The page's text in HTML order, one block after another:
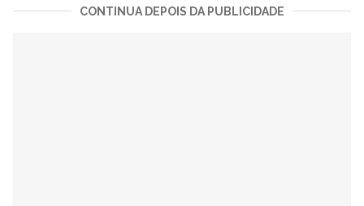
CONTINUA DEPOIS DA PUBLICIDADE